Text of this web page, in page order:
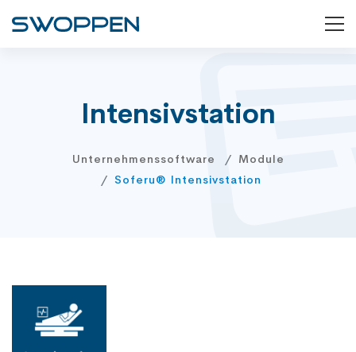
Intensivstation
Unternehmenssoftware
Module
Soferu® Intensivstation